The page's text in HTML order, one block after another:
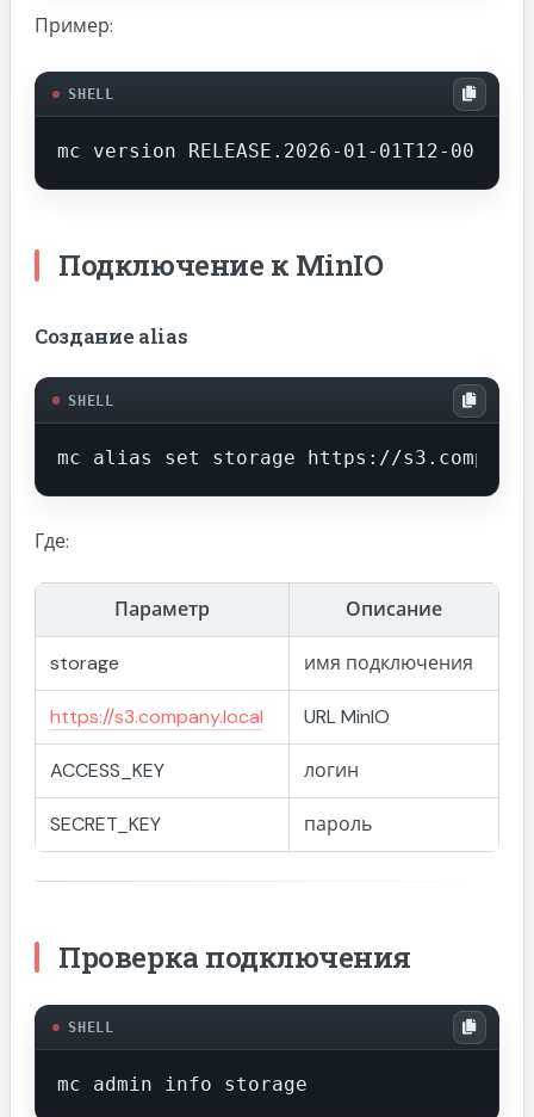
Пример:
SHELL
mc version RELEASE.2026-01-01T12-00-00Z
Подключение к MinIO
Создание alias
SHELL
mc alias set storage https://
Где:
Параметр Описание
storage имя подключения
https://s3.company.local URL MinIO
ACCESS_KEY логин
SECRET_KEY пароль
Проверка подключения
SHELL
mc admin info storage